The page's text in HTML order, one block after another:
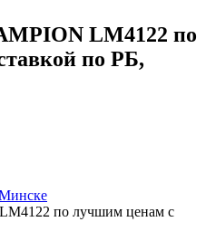
LM4122 по
по РБ,
по лучшим ценам с